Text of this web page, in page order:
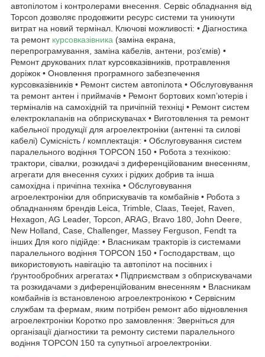
автопілотом і контролерами внесення. Сервіс обладнання від
Topcon дозволяє продовжити ресурс системи та уникнути
витрат на новий термінал. Ключові можливості: • Діагностика
та ремонт курсовказівника (заміна екрана,
перепрограмування, заміна кабелів, антени, розʼємів) •
Ремонт друкованих плат курсовказівників, протравлення
доріжок • Оновлення програмного забезпечення
курсовказівників • Ремонт систем автопілота • Обслуговування
та ремонт антен і приймачів • Ремонт бортових комп’ютерів і
терміналів на самохідній та причіпній техніці • Ремонт систем
електроклапанів на обприскувачах • Виготовлення та ремонт
кабельної продукції для агроелектроніки (антенні та силові
кабелі) Сумісність / комплектація: • Обслуговування систем
паралельного водіння TOPCON 150 • Робота з технікою:
трактори, сівалки, розкидачі з диференційованим внесенням,
агрегати для внесення сухих і рідких добрив та інша
самохідна і причіпна техніка • Обслуговування
агроелектроніки для обприскувачів та комбайнів • Робота з
обладнанням брендів Leica, Trimble, Claas, Teejet, Raven,
Hexagon, AG Leader, Topcon, ARAG, Bravo 180, John Deere,
New Holland, Case, Challenger, Massey Ferguson, Fendt та
інших Для кого підійде: • Власникам тракторів із системами
паралельного водіння TOPCON 150 • Господарствам, що
використовують навігацію та автопілот на посівних і
ґрунтообробних агрегатах • Підприємствам з обприскувачами
та розкидачами з диференційованим внесенням • Власникам
комбайнів із встановленою агроелектронікою • Сервісним
службам та фермам, яким потрібен ремонт або відновлення
агроелектроніки Коротко про замовлення: Зверніться для
організації діагностики та ремонту системи паралельного
водіння TOPCON 150 та супутньої агроелектроніки.